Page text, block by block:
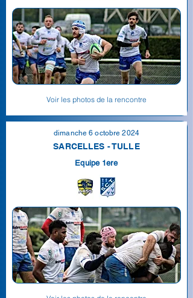
Voir les photos de la rencontre
dimanche 6 octobre 2024
SARCELLES - TULLE
Equipe 1ere